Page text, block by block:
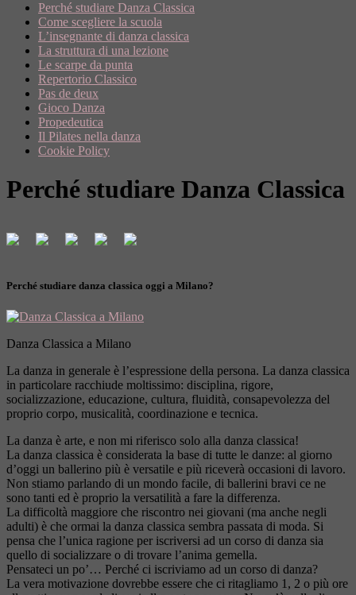
Perché studiare Danza Classica
Come scegliere la scuola
L’insegnante di danza classica
La struttura di una lezione
Le scarpe da punta
Repertorio Classico
Pas de deux
Gioco Danza
Propedeutica
Il Pilates nella danza
Cookie Policy
Perché studiare Danza Classica
Perché studiare danza classica oggi a Milano?
Danza Classica a Milano
La danza in generale è l’espressione della persona. La danza classica
in particolare racchiude moltissimo: disciplina, rigore,
socializzazione, educazione, cultura, fluidità, consapevolezza del
proprio corpo, musicalità, coordinazione e tecnica.
La danza è arte, e non mi riferisco solo alla danza classica!
La danza classica è considerata la base di tutte le danze: al giorno
d’oggi un ballerino più è versatile e più riceverà occasioni di lavoro.
Non stiamo parlando di un mondo facile, di ballerini bravi ce ne
sono tanti ed è proprio la versatilità a fare la differenza.
La difficoltà maggiore che riscontro nei giovani (ma anche negli
adulti) è che ormai la danza classica sembra passata di moda. Si
pensa che l’unica ragione per iscriversi ad un corso di danza sia
quello di socializzare o di trovare l’anima gemella.
Pensateci un po’… Perché ci iscriviamo ad un corso di danza?
La vera motivazione dovrebbe essere che ci ritagliamo 1, 2 o più ore